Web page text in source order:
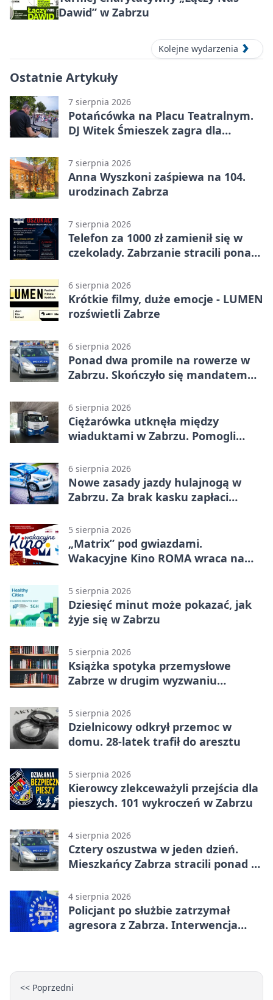
Dawid” w Zabrzu
Kolejne wydarzenia
Ostatnie Artykuły
7 sierpnia 2026
Potańcówka na Placu Teatralnym.
DJ Witek Śmieszek zagra dla
7 sierpnia 2026
Anna Wyszkoni zaśpiewa na 104.
urodzinach Zabrza
7 sierpnia 2026
Telefon za 1000 zł zamienił się w
czekolady. Zabrzanie stracili ponad
6 sierpnia 2026
Krótkie filmy, duże emocje - LUMEN
rozświetli Zabrze
6 sierpnia 2026
Ponad dwa promile na rowerze w
Zabrzu. Skończyło się mandatem
6 sierpnia 2026
Ciężarówka utknęła między
wiaduktami w Zabrzu. Pomogli
6 sierpnia 2026
Nowe zasady jazdy hulajnogą w
Zabrzu. Za brak kasku zapłaci
5 sierpnia 2026
„Matrix” pod gwiazdami.
Wakacyjne Kino ROMA wraca na
5 sierpnia 2026
Dziesięć minut może pokazać, jak
żyje się w Zabrzu
5 sierpnia 2026
Książka spotyka przemysłowe
Zabrze w drugim wyzwaniu
5 sierpnia 2026
Dzielnicowy odkrył przemoc w
domu. 28-latek trafił do aresztu
5 sierpnia 2026
Kierowcy zlekceważyli przejścia dla
pieszych. 101 wykroczeń w Zabrzu
4 sierpnia 2026
Cztery oszustwa w jeden dzień.
Mieszkańcy Zabrza stracili ponad 6
4 sierpnia 2026
Policjant po służbie zatrzymał
agresora z Zabrza. Interwencja
<< Poprzedni